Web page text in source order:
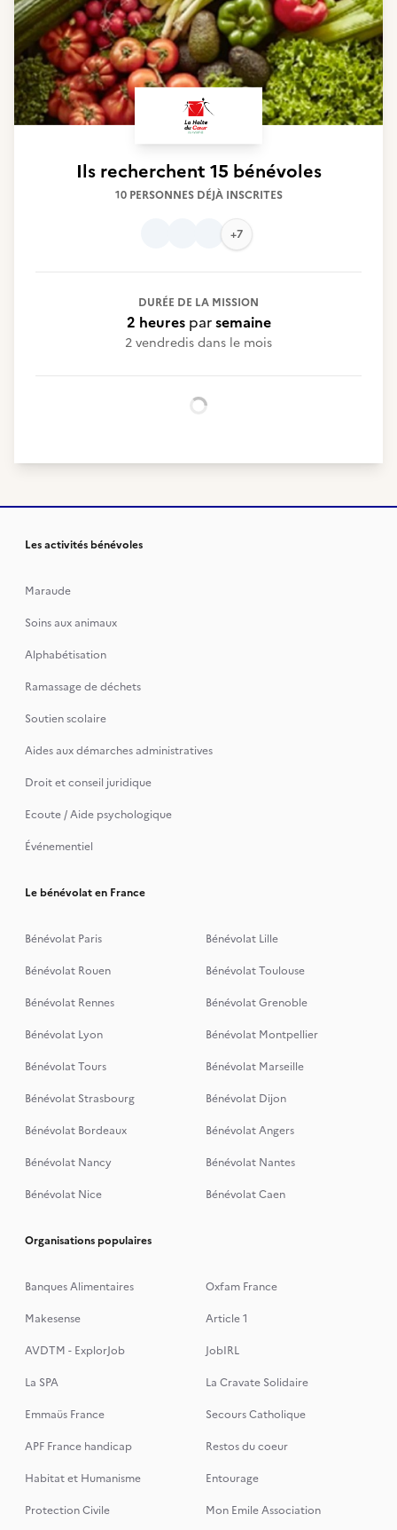
Ils recherchent 15 bénévoles
10 PERSONNES DÉJÀ INSCRITES
+7
DURÉE DE LA MISSION
2 heuresparsemaine
2 vendredis dans le mois
Les activités bénévoles
Maraude
Soins aux animaux
Alphabétisation
Ramassage de déchets
Soutien scolaire
Aides aux démarches administratives
Droit et conseil juridique
Ecoute / Aide psychologique
Événementiel
Le bénévolat en France
Bénévolat Paris
Bénévolat Lille
Bénévolat Rouen
Bénévolat Toulouse
Bénévolat Rennes
Bénévolat Grenoble
Bénévolat Lyon
Bénévolat Montpellier
Bénévolat Tours
Bénévolat Marseille
Bénévolat Strasbourg
Bénévolat Dijon
Bénévolat Bordeaux
Bénévolat Angers
Bénévolat Nancy
Bénévolat Nantes
Bénévolat Nice
Bénévolat Caen
Organisations populaires
Banques Alimentaires
Oxfam France
Makesense
Article 1
AVDTM - ExplorJob
JobIRL
La SPA
La Cravate Solidaire
Emmaüs France
Secours Catholique
APF France handicap
Restos du coeur
Habitat et Humanisme
Entourage
Protection Civile
Mon Emile Association